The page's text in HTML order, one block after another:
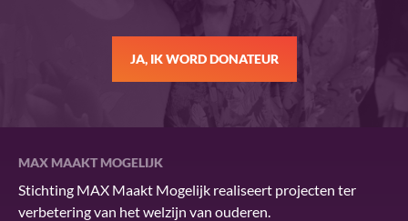
JA, IK WORD DONATEUR
MAX MAAKT MOGELIJK
Stichting MAX Maakt Mogelijk realiseert projecten ter
verbetering van het welzijn van ouderen.